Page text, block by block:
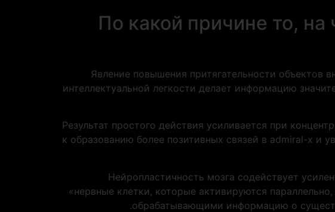
По какой причине то,
Явление повышения притягательности
интеллектуальной легкости делает информацию
Результат простого действия усиливается при
к образованию более позитивных связей в admiral-x и
Нейропластичность мозга содействует
«нервные клетки, которые активируются
обрабатывающими информацию о